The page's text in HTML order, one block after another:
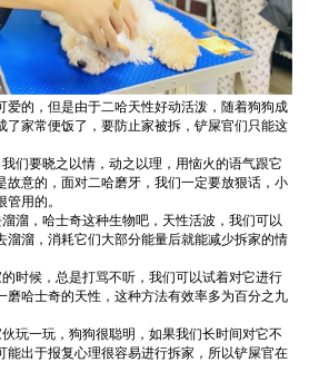
爱的，但是由于二哈天性好动活泼，随着狗狗成
了家常便饭了，要防止家被拆，铲屎官们只能这
们要晓之以情，动之以理，用恼火的语气跟它
故意的，面对二哈磨牙，我们一定要放狠话，小
用的。
溜，哈士奇这种生物吧，天性活波，我们可以
溜溜，消耗它们大部分能量后就能减少拆家的情
时候，总是打骂不听，我们可以试着对它进行
磨哈士奇的天性，这种方法有效率多为百分之九
玩一玩，狗狗很聪明，如果我们长时间对它不
能出于报复心理很容易进行拆家，所以铲屎官在